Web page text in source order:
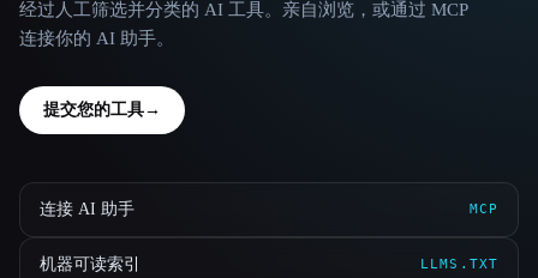
经过人工筛选并分类的 AI 工具。亲自浏览，或通过 MCP
连接你的 AI 助手。
提交您的工具→
连接 AI 助手 MCP
机器可读索引 LLMS.TXT